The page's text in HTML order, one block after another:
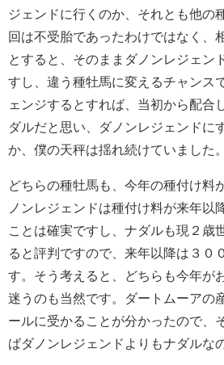
ジェンドに行くのか、それとも他の
回は不受胎であったわけではなく、
とすると、そのままダノンレジェン
すし、違う種牡馬に変えるチャンス
ェンジするとすれば、当初から配合
ダルだと思い、ダノンレジェンドに
か、僕の天秤は揺れ続けていました。
どちらの種牡馬も、今年の種付け料
ノンレジェンドは種付け料が来年以
ことは確実ですし、ナダルも現２歳
ると評判ですので、来年以降は３０
す。そう考えると、どちらも今年が
迷うのも当然です。ダートムーアの
ールに受かることが分かったので、
ばダノンレジェンドよりもナダルな